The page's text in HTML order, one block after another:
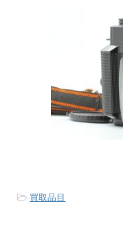
-買取品目